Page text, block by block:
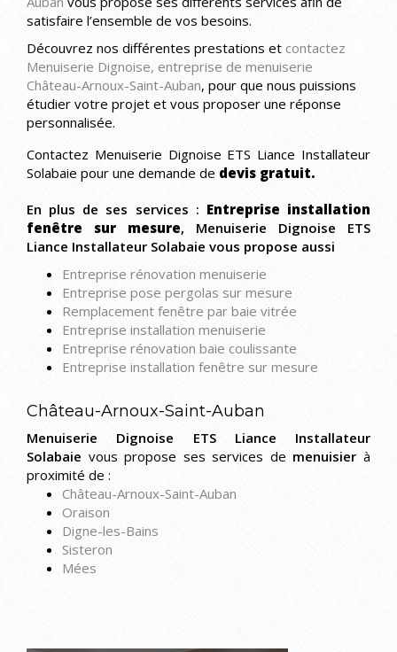
satisfaire l’ensemble de vos besoins.
Découvrez nos différentes prestations et contactez
Menuiserie Dignoise, entreprise de menuiserie
Château-Arnoux-Saint-Auban, pour que nous puissions
étudier votre projet et vous proposer une réponse
personnalisée.
Contactez Menuiserie Dignoise ETS Liance Installateur
Solabaie pour une demande de devis gratuit.
En plus de ses services : Entreprise installation
fenêtre sur mesure, Menuiserie Dignoise ETS
Liance Installateur Solabaie vous propose aussi
Entreprise rénovation menuiserie
Entreprise pose pergolas sur mesure
Remplacement fenêtre par baie vitrée
Entreprise installation menuiserie
Entreprise rénovation baie coulissante
Entreprise installation fenêtre sur mesure
Château-Arnoux-Saint-Auban
Menuiserie Dignoise ETS Liance Installateur
Solabaie vous propose ses services de menuisier à
proximité de :
Château-Arnoux-Saint-Auban
Oraison
Digne-les-Bains
Sisteron
Mées